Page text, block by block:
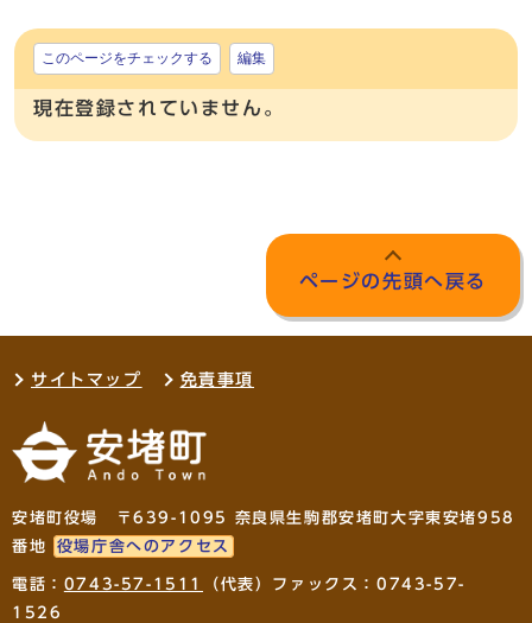
このページをチェックする 編集
現在登録されていません。
ページの先頭へ戻る
サイトマップ 免責事項
安堵町役場 〒639-1095 奈良県生駒郡安堵町大字東安堵958
番地
役場庁舎へのアクセス
電話： 0743-57-1511
（代表）ファックス：0743-57-
1526